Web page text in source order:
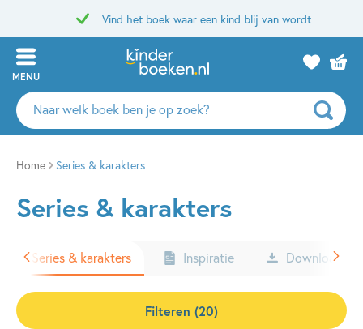
Vind het boek waar een kind blij van wordt
MENU
Zoeken
naar
auteurs
uitgevers
Home Series & karakters
Series & karakters
Series & karakters Inspiratie Downloads
Filteren (20)